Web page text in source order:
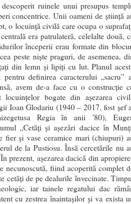
ruinele unui presupus
concentrice. Unii oameni de știință
o locuință civilă care ocupa o
era patrulateră, celelalte două,
începerii erau formate din
peste niște praguri, de asemenea,
din lemn și lipiți cu lut. Planul
definirea caracterului „sacru”
avem de-a face cu o construcție
bogate din așezarea
Ioan Glodariu (1940 – 2017, fost şef
Regia în anii ´80),
„Cetăți și așezări dacice în
fier și vase ceramice mari (chiupuri)
de la Pustiosu. Însă cercetările nu
prezent, așezarea dacică din
necunoscută, fiind acoperită complet
cetăți de pe dealurile învecinate.
iar tainele regatului dac
cu zestrea înaintașilor și va exista